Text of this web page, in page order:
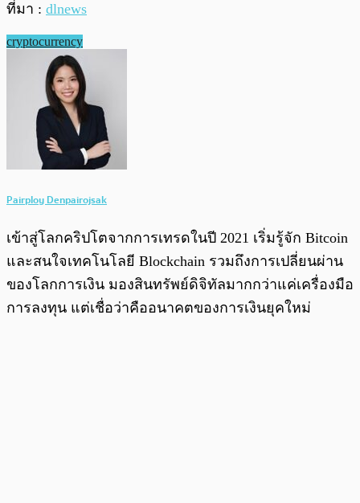
ที่มา : dlnews
cryptocurrency
Pairploy Denpairojsak
เข้าสู่โลกคริปโตจากการเทรดในปี 2021 เริ่มรู้จัก Bitcoin
และสนใจเทคโนโลยี Blockchain รวมถึงการเปลี่ยนผ่าน
ของโลกการเงิน มองสินทรัพย์ดิจิทัลมากกว่าแค่เครื่องมือ
การลงทุน แต่เชื่อว่าคืออนาคตของการเงินยุคใหม่